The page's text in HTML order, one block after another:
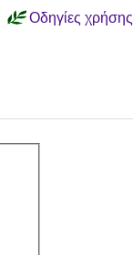
Οδηγίες χρήσης